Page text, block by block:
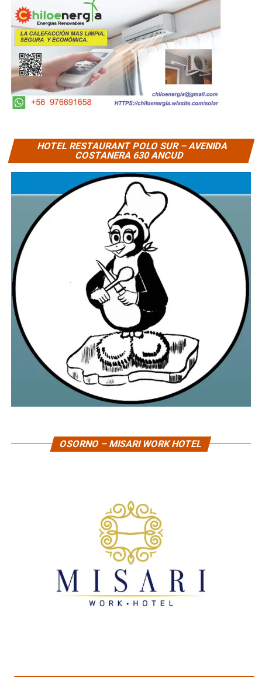
HOTEL RESTAURANT POLO SUR – AVENIDA
COSTANERA 630 ANCUD
OSORNO – MISARI WORK HOTEL